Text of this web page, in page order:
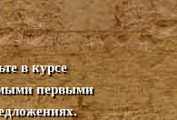
в курсе
первыми